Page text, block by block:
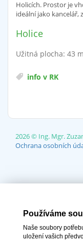
Holicích. Prostor je
ideální jako kancelář,
Holice
Užitná plocha: 43
info v RK
2026 © Ing. Mgr.
Ochrana osobních
Používáme
Naše soubory
uložení vašich